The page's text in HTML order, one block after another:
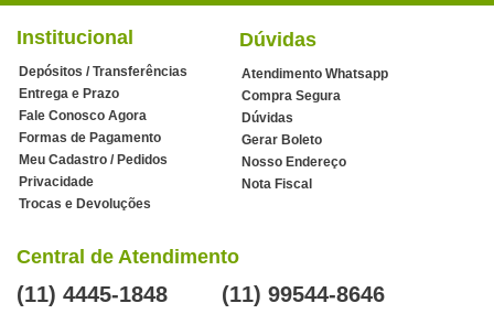
Institucional
Depósitos / Transferências
Entrega e Prazo
Fale Conosco Agora
Formas de Pagamento
Meu Cadastro / Pedidos
Privacidade
Trocas e Devoluções
Dúvidas
Atendimento Whatsapp
Compra Segura
Dúvidas
Gerar Boleto
Nosso Endereço
Nota Fiscal
Central de Atendimento
(11) 4445-1848 (11) 99544-8646